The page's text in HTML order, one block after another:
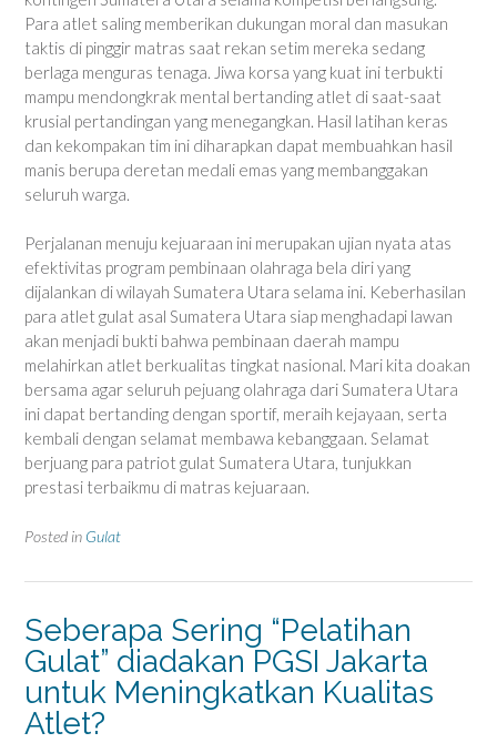
Para atlet saling memberikan dukungan moral dan masukan
taktis di pinggir matras saat rekan setim mereka sedang
berlaga menguras tenaga. Jiwa korsa yang kuat ini terbukti
mampu mendongkrak mental bertanding atlet di saat-saat
krusial pertandingan yang menegangkan. Hasil latihan keras
dan kekompakan tim ini diharapkan dapat membuahkan hasil
manis berupa deretan medali emas yang membanggakan
seluruh warga.
Perjalanan menuju kejuaraan ini merupakan ujian nyata atas
efektivitas program pembinaan olahraga bela diri yang
dijalankan di wilayah Sumatera Utara selama ini. Keberhasilan
para atlet gulat asal Sumatera Utara siap menghadapi lawan
akan menjadi bukti bahwa pembinaan daerah mampu
melahirkan atlet berkualitas tingkat nasional. Mari kita doakan
bersama agar seluruh pejuang olahraga dari Sumatera Utara
ini dapat bertanding dengan sportif, meraih kejayaan, serta
kembali dengan selamat membawa kebanggaan. Selamat
berjuang para patriot gulat Sumatera Utara, tunjukkan
prestasi terbaikmu di matras kejuaraan.
Posted in Gulat
Seberapa Sering “Pelatihan
Gulat” diadakan PGSI Jakarta
untuk Meningkatkan Kualitas
Atlet?